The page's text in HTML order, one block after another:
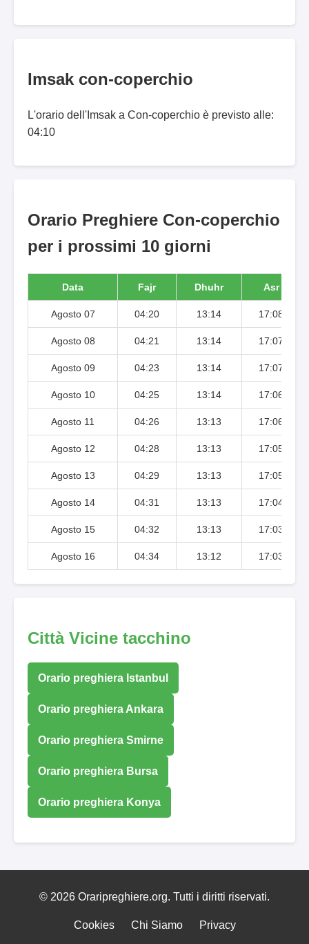
Imsak con-coperchio
L'orario dell'Imsak a Con-coperchio è previsto alle:
04:10
Orario Preghiere Con-coperchio
per i prossimi 10 giorni
Data Fajr Dhuhr Asr
Agosto 07 04:20 13:14 17:08
Agosto 08 04:21 13:14 17:07
Agosto 09 04:23 13:14 17:07
Agosto 10 04:25 13:14 17:06
Agosto 11 04:26 13:13 17:06
Agosto 12 04:28 13:13 17:05
Agosto 13 04:29 13:13 17:05
Agosto 14 04:31 13:13 17:04
Agosto 15 04:32 13:13 17:03
Agosto 16 04:34 13:12 17:03
Città Vicine tacchino
Orario preghiera Istanbul
Orario preghiera Ankara
Orario preghiera Smirne
Orario preghiera Bursa
Orario preghiera Konya
© 2026 Oraripreghiere.org. Tutti i diritti riservati.
Cookies Chi Siamo Privacy